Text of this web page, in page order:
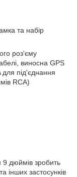
та набір
роз'єму
виносна GPS
під'єднання
RCA)
дюймів зробить
інших застосунків